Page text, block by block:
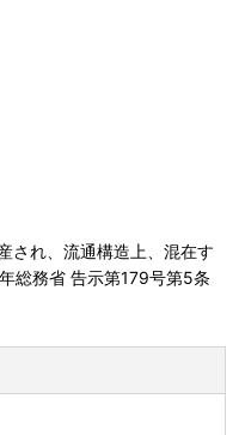
され、流通構造上、混在す
総務省 告示第179号第5条